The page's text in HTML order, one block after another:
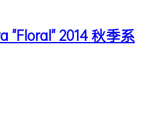
"Floral" 2014 秋季系